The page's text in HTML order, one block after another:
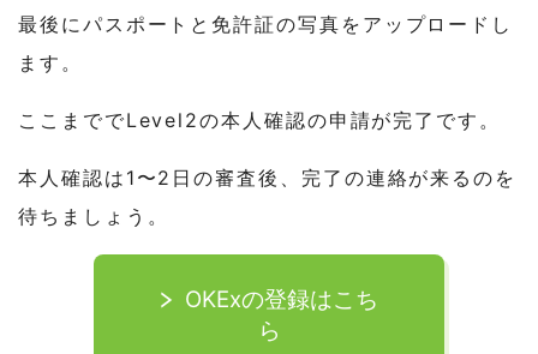
最後にパスポートと免許証の写真をアップロードし
ます。
ここまででLevel2の本人確認の申請が完了です。
本人確認は1〜2日の審査後、完了の連絡が来るのを
待ちましょう。
OKExの登録はこち
ら